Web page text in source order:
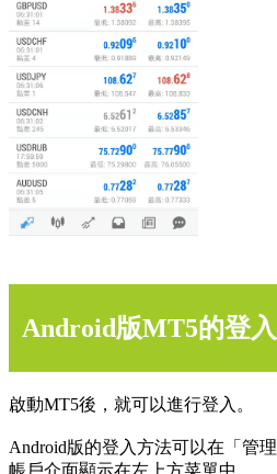
Android版MT5的登
啟動MT5後，就可以進行登入。
Android版的登入方法可以在「管
帳戶介面顯示在左上方菜單中。